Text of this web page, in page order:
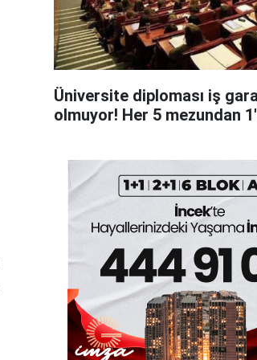
Üniversite diploması iş
olmuyor! Her 5 mezundan